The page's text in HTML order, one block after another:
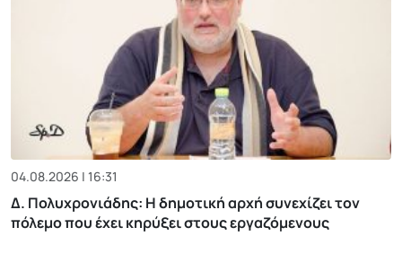
04.08.2026 | 16:31
Δ. Πολυχρονιάδης: Η δημοτική αρχή συνεχίζει τον
πόλεμο που έχει κηρύξει στους εργαζόμενους